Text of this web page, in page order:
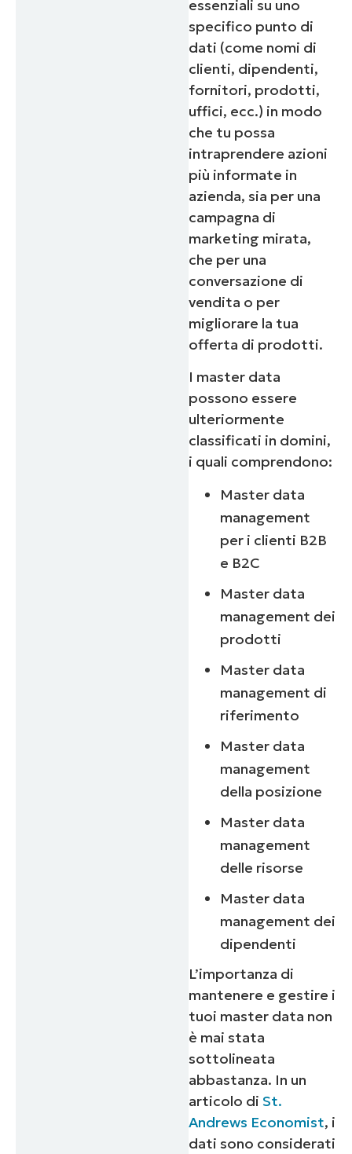
essenziali su uno
specifico punto di
dati (come nomi di
clienti, dipendenti,
fornitori, prodotti,
uffici, ecc.) in modo
che tu possa
intraprendere azioni
più informate in
azienda, sia per una
campagna di
marketing mirata,
che per una
conversazione di
vendita o per
migliorare la tua
offerta di prodotti.
I master data
possono essere
ulteriormente
classificati in domini,
i quali comprendono:
Master data
management
per i clienti B2B
e B2C
Master data
management dei
prodotti
Master data
management di
riferimento
Master data
management
della posizione
Master data
management
delle risorse
Master data
management dei
dipendenti
L’importanza di
mantenere e gestire i
tuoi master data non
è mai stata
sottolineata
abbastanza. In un
articolo di St.
Andrews Economist, i
dati sono considerati